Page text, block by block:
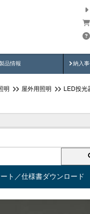
品情報
製品動画 納入
納
明 屋外用照明 LED投光
ト／仕様書ダウンロード